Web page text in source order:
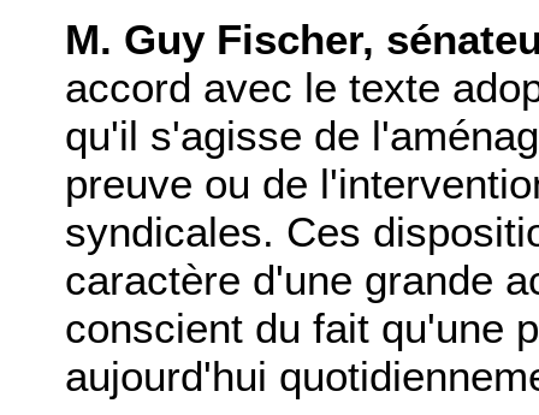
M. Guy Fischer,
accord avec le texte
qu'il s'agisse de
preuve ou de
syndicales. Ces
caractère d'une grande
conscient du fait qu'une
aujourd'hui